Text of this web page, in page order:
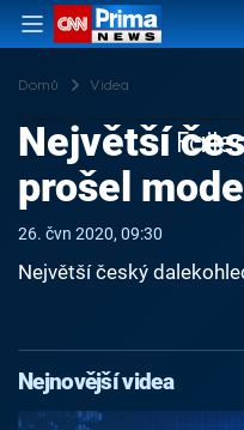
Domů Videa
Největší
prošel
26. čvn 2020, 09:30
Největší český
Nejnovější videa